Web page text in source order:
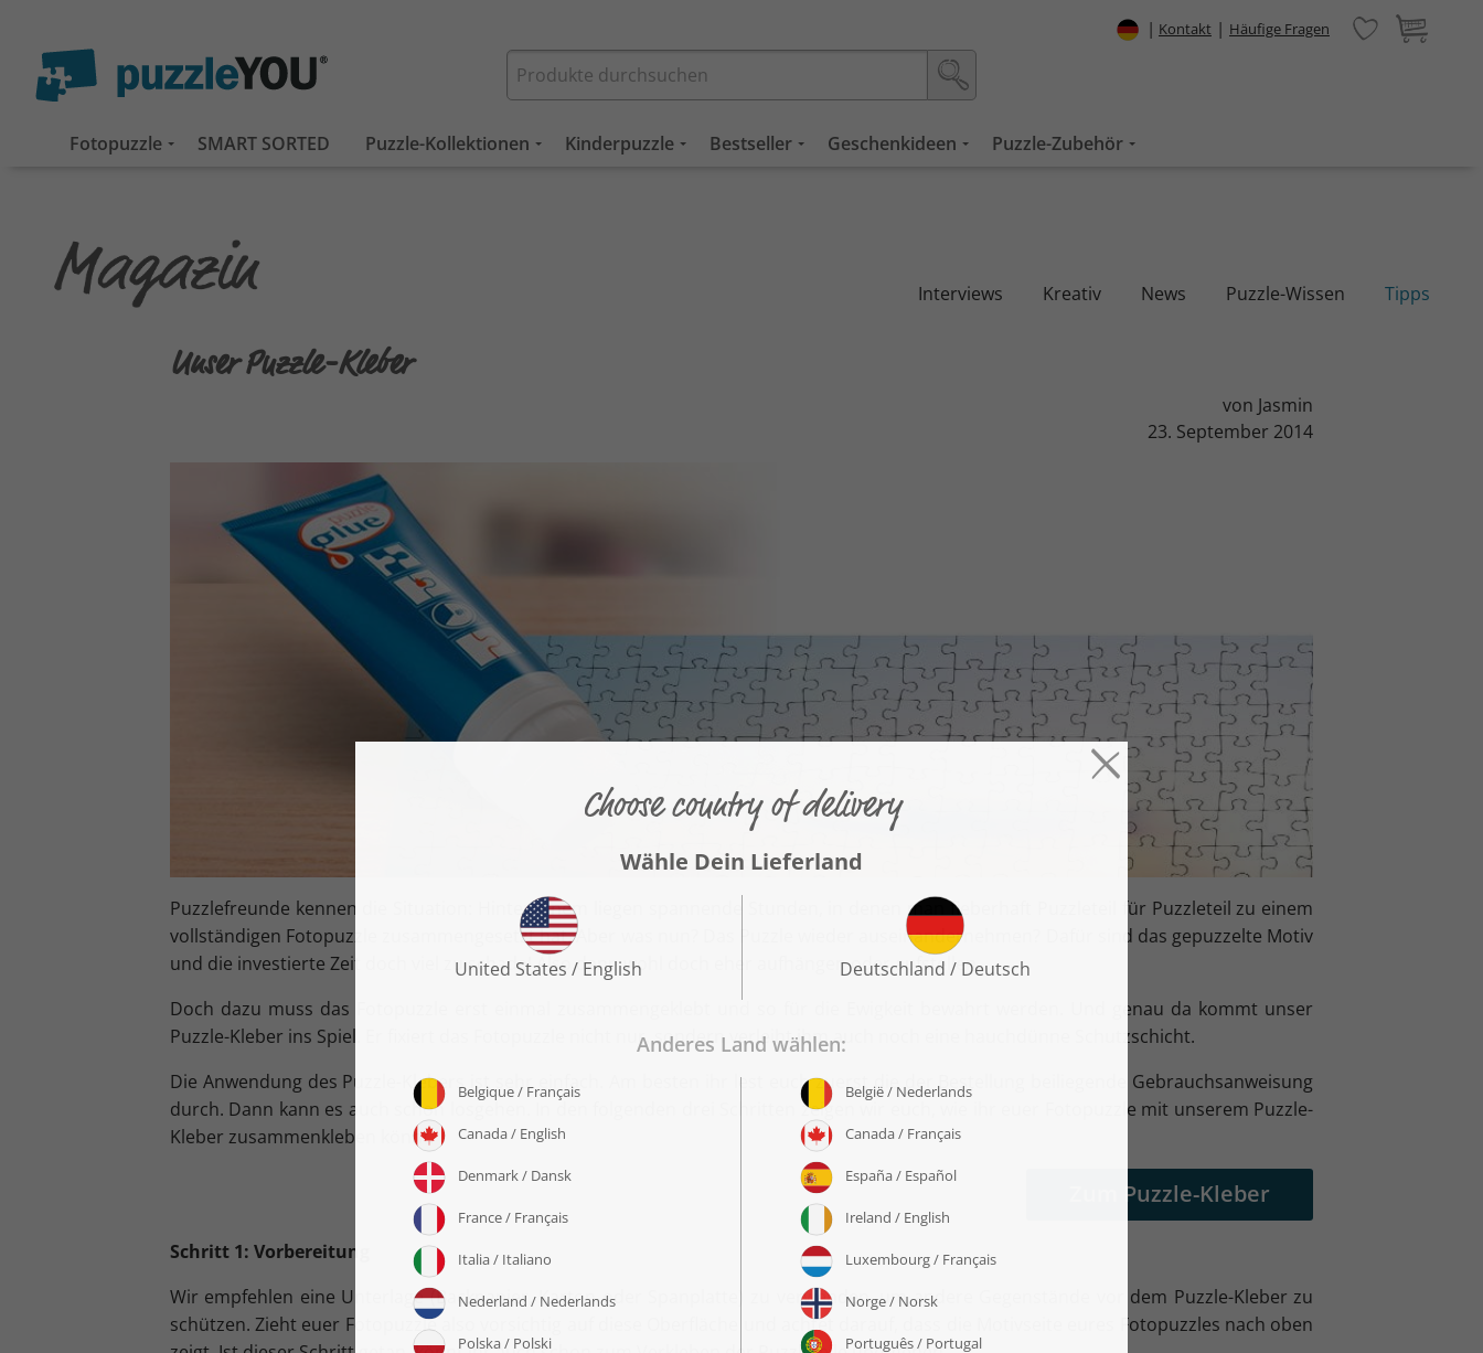
| Kontakt | Häufige Fragen
Fotopuzzle SMART SORTED Puzzle-Kollektionen Kinderpuzzle Bestseller Geschenkideen Puzzle-Zubehör
Interviews Kreativ News Puzzle-Wissen Tipps
Unser Puzzle-Kleber
von Jasmin
23. September 2014
Puzzlefreunde kennen die Situation: Hinter einem liegen spannende Stunden, in denen man fieberhaft Puzzleteil für Puzzleteil zu einem
vollständigen Fotopuzzle zusammengesetzt hat. Aber was nun? Das Puzzle wieder auseinandernehmen? Dafür sind das gepuzzelte Motiv
und die investierte Zeit doch viel zu schade! Also dann wohl doch eher aufhängen oder aufstellen.
Doch dazu muss das Fotopuzzle erst einmal zusammengeklebt und so für die Ewigkeit bewahrt werden. Und genau da kommt unser
Puzzle-Kleber ins Spiel. Er fixiert das Fotopuzzle nicht nur, sondern verleiht ihm auch noch eine hauchdünne Schutzschicht.
Die Anwendung des Puzzle-Klebers ist sehr einfach. Am besten ihr lest euch zuerst die der Bestellung beiliegende Gebrauchsanweisung
durch. Dann kann es auch schon losgehen. In den folgenden drei Schritten zeigen wir euch, wie ihr euer Fotopuzzle mit unserem Puzzle-
Kleber zusammenkleben könnt.
Zum Puzzle-Kleber
Schritt 1: Vorbereitung
Wir empfehlen eine Unterlage (Backpapier, Karton oder Spanplatte) zu verwenden, um andere Gegenstände vor dem Puzzle-Kleber zu
schützen. Zieht euer Fotopuzzle also vorsichtig auf diese Oberfläche und achtet darauf, dass die Motivseite eures Fotopuzzles nach oben